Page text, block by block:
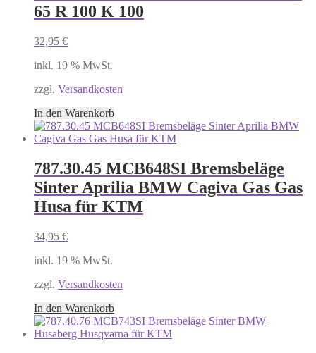
65 R 100 K 100
32,95 €
inkl. 19 % MwSt.
zzgl. Versandkosten
In den Warenkorb
787.30.45 MCB648SI Bremsbeläge
Sinter Aprilia BMW Cagiva Gas Gas
Husa für KTM
34,95 €
inkl. 19 % MwSt.
zzgl. Versandkosten
In den Warenkorb